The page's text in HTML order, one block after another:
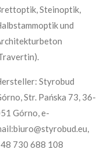
Steinoptik,
und
Styrobud
Str. Pańska 73, 36-
Górno, e-
730 688 108